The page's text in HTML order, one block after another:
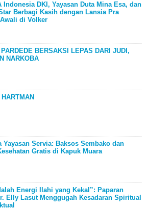
Indonesia DKI, Yayasan Duta Mina Esa, dan
Berbagi Kasih dengan Lansia Pra
di Volker
PARDEDE BERSAKSI LEPAS DARI JUDI,
NARKOBA
Yayasan Servia: Baksos Sembako dan
Gratis di Kapuk Muara
Energi Ilahi yang Kekal”: Paparan
Elly Lasut Menggugah Kesadaran Spiritual